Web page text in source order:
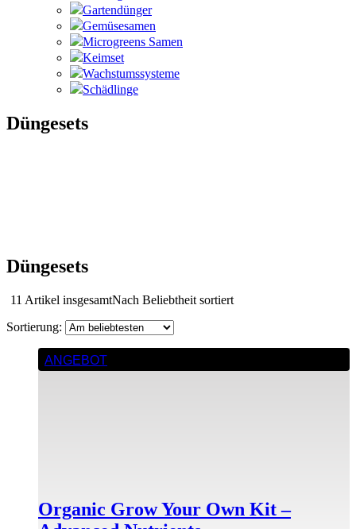
Gartendünger
Gemüsesamen
Microgreens Samen
Keimset
Wachstumssysteme
Schädlinge
Düngesets
Düngesets
11 Artikel insgesamtNach Beliebtheit sortiert
ANGEBOT
Organic Grow Your Own Kit –